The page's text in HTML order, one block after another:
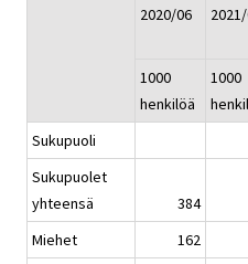
2020/06
1000
henkilöä
1000
Sukupuoli
Sukupuolet
yhteensä
384
Miehet
162